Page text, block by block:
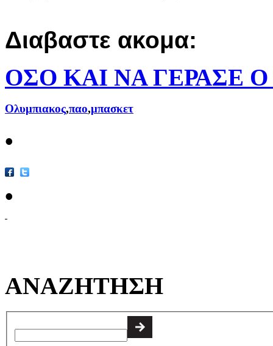
Διαβαστε ακομα:
ΟΣΟ ΚΑΙ ΝΑ ΓΕΡΑΣΕ
Ολυμπιακος,παο,μπασκετ
•
•
ΑΝΑΖΗΤΗΣΗ